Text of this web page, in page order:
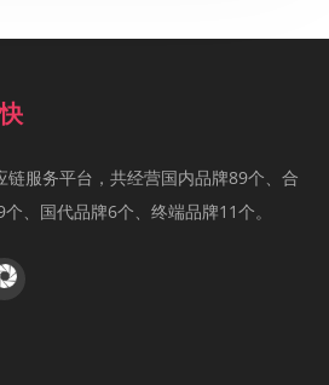
链服务平台，共经营国内品牌89个、合
、国代品牌6个、终端品牌11个。